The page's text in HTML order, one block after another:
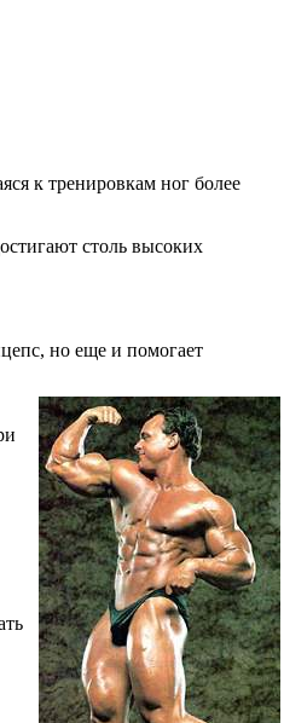
к тренировкам ног более
столь высоких
но еще и помогает